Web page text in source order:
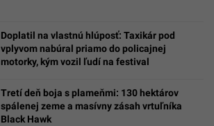
Doplatil na vlastnú hlúposť: Taxikár pod
vplyvom nabúral priamo do policajnej
motorky, kým vozil ľudí na festival
Tretí deň boja s plameňmi: 130 hektárov
spálenej zeme a masívny zásah vrtuľníka
Black Hawk